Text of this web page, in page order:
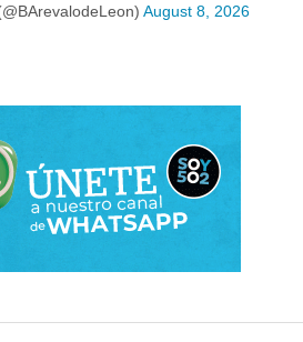
August 8, 2026